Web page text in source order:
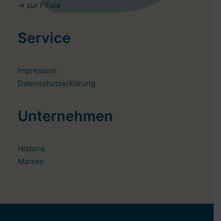
-> zur Filiale
Service
Impressum
Datenschutzerklärung
Unternehmen
Historie
Marken